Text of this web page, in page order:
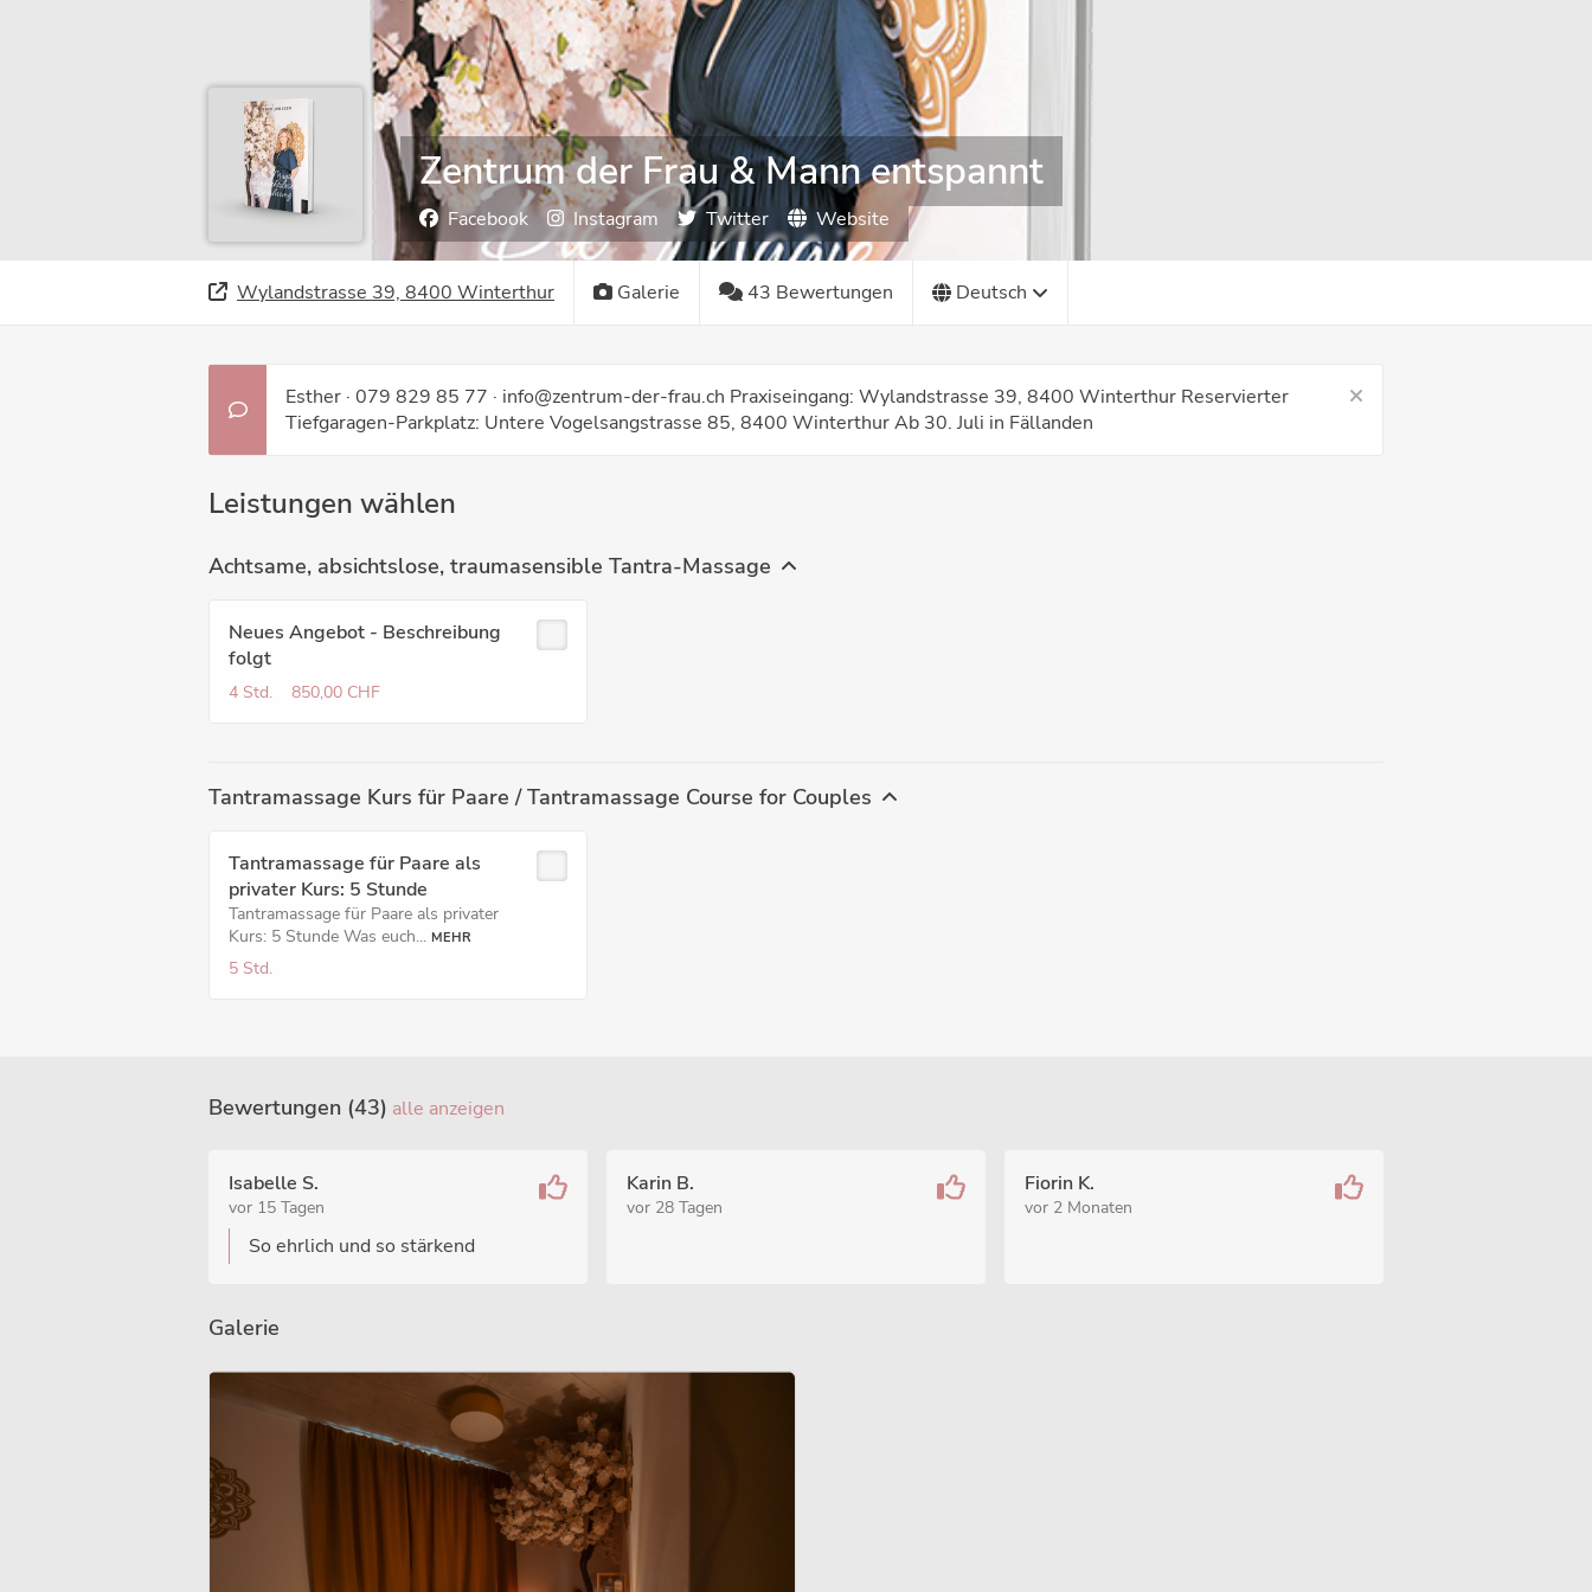
Zentrum der Frau & Mann entspannt
Facebook Instagram Twitter Website
Wylandstrasse 39, 8400 Winterthur Galerie 43 Bewertungen Deutsch
Esther · 079 829 85 77 · info@zentrum-der-frau.ch Praxiseingang: Wylandstrasse 39, 8400 Winterthur Reservierter
Tiefgaragen-Parkplatz: Untere Vogelsangstrasse 85, 8400 Winterthur Ab 30. Juli in Fällanden
Leistungen wählen
Achtsame, absichtslose, traumasensible Tantra-Massage
Neues Angebot - Beschreibung
folgt
4 Std. 850,00 CHF
Tantramassage Kurs für Paare / Tantramassage Course for Couples
Tantramassage für Paare als
privater Kurs​: 5 Stunde
Tantramassage für Paare als privater
Kurs: 5 Stunde Was euch... MEHR
5 Std.
Bewertungen (43) alle anzeigen
Isabelle S.
vor 15 Tagen
So ehrlich und so stärkend
Karin B.
vor 28 Tagen
Fiorin K.
vor 2 Monaten
Galerie